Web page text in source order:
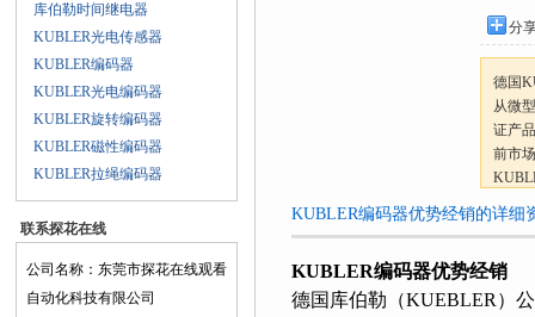
库伯勒时间继电器
KUBLER光电传感器
KUBLER编码器
KUBLER光电编码器
KUBLER旋转编码器
KUBLER磁性编码器
KUBLER拉绳编码器
联系探花在线
观看
公司名称：东莞市探花在线观看
自动化科技有限公司
分享
德国
从微
证产
前市
KUBLER编码器优势经销的详细资
KUBLER编码器优势经销
德国库伯勒（KUEBLER）